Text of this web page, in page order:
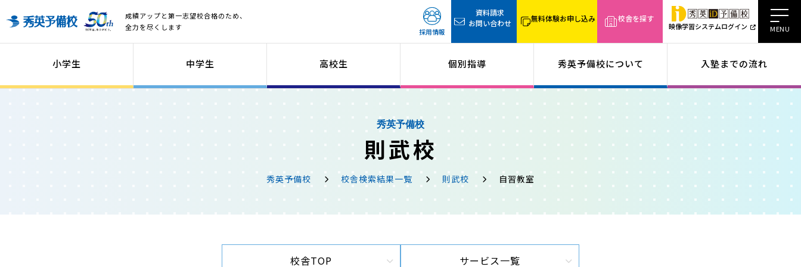
成績アップと第一志望校合格のため、
全力を尽くします
採用情報
資料請求
お問い合わせ
無料体験お申し込み 校舎を探す
映像学習システムログイン
小学生 中学生 高校生 個別指導 秀英予備校について 入塾までの流れ
秀英予備校
則武校
秀英予備校 校舎検索結果一覧 則武校 自習教室
校舎TOP サービス一覧